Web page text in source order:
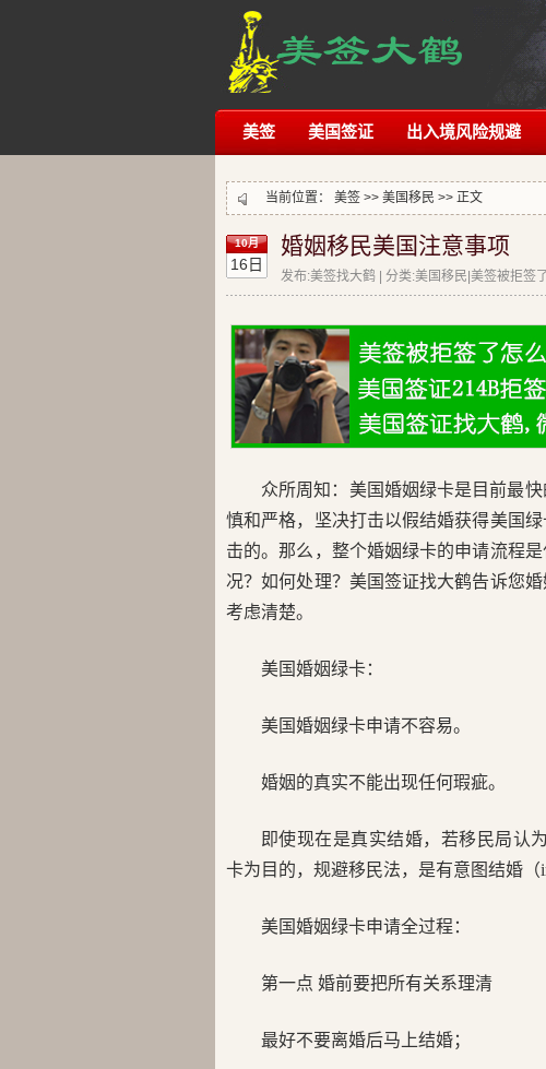
美签 美国签证 出入境风险规避
当前位置： 美签 >> 美国移民 >> 正文
10月
16日
婚姻移民美国注意事项
发布:美签找大鹤 | 分类:美国移民|美签被拒签
众所周知：美国婚姻绿卡是目前最
慎和严格，坚决打击以假结婚获得美国
击的。那么，整个婚姻绿卡的申请流程
况？如何处理？美国签证找大鹤告诉您
考虑清楚。
美国婚姻绿卡：
美国婚姻绿卡申请不容易。
婚姻的真实不能出现任何瑕疵。
即使现在是真实结婚，若移民局认
卡为目的，规避移民法，是有意图结婚（
美国婚姻绿卡申请全过程：
第一点 婚前要把所有关系理清
最好不要离婚后马上结婚；